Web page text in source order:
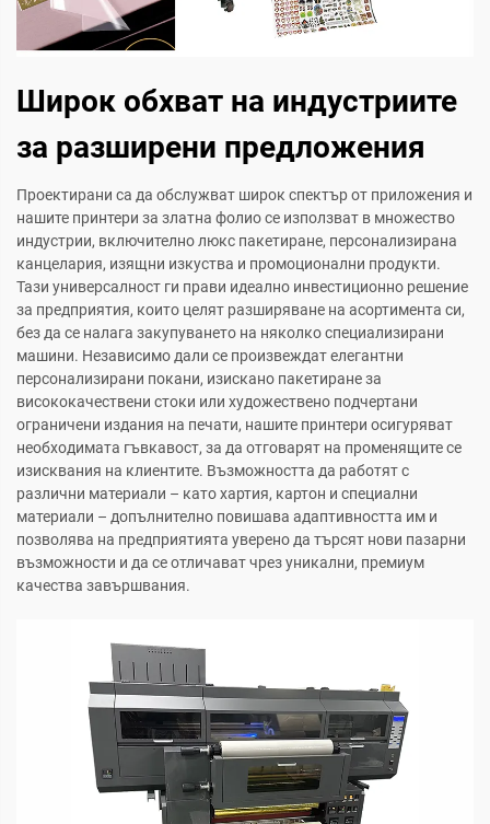
Широк обхват на индустриите
за разширени предложения
Проектирани са да обслужват широк спектър от приложения и
нашите принтери за златна фолио се използват в множество
индустрии, включително люкс пакетиране, персонализирана
канцелария, изящни изкуства и промоционални продукти.
Тази универсалност ги прави идеално инвестиционно решение
за предприятия, които целят разширяване на асортимента си,
без да се налага закупуването на няколко специализирани
машини. Независимо дали се произвеждат елегантни
персонализирани покани, изискано пакетиране за
висококачествени стоки или художествено подчертани
ограничени издания на печати, нашите принтери осигуряват
необходимата гъвкавост, за да отговарят на променящите се
изисквания на клиентите. Възможността да работят с
различни материали – като хартия, картон и специални
материали – допълнително повишава адаптивността им и
позволява на предприятията уверено да търсят нови пазарни
възможности и да се отличават чрез уникални, премиум
качества завършвания.